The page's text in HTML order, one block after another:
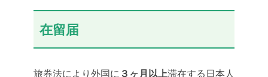
在留届
旅券法により外国に ３ヶ月以上滞在する日本人